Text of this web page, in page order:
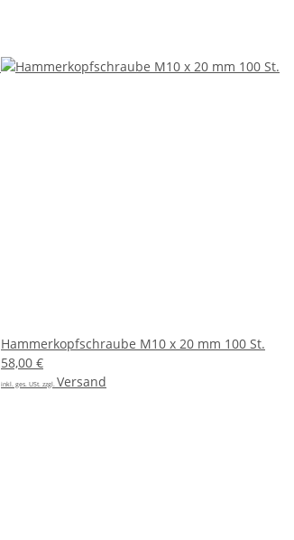
Hammerkopfschraube M10 x 20 mm 100 St.
58,00 €
inkl. ges. USt. zzgl. Versand